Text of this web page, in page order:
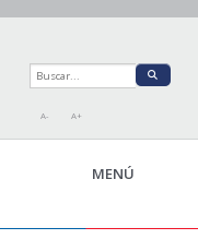
A- A+
MENÚ